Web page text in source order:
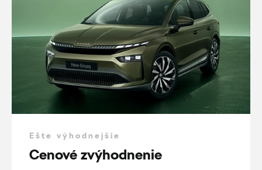
Ešte výhodnejšie
Cenové zvýhodnenie